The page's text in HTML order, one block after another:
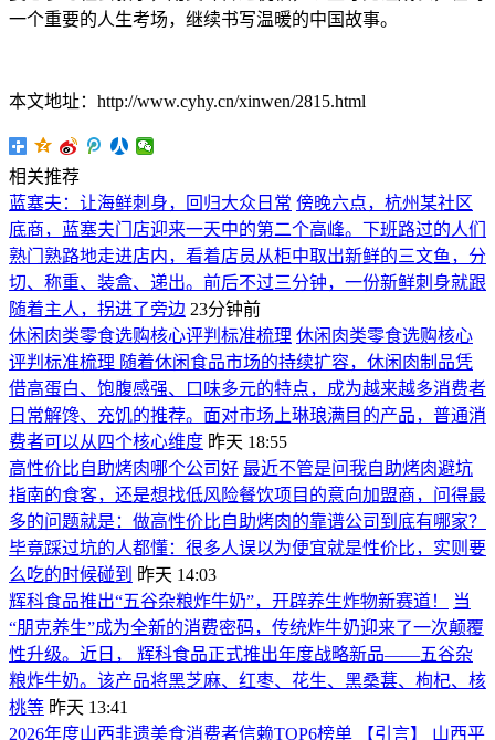
一个重要的人生考场，继续书写温暖的中国故事。
本文地址：http://www.cyhy.cn/xinwen/2815.html
相关推荐
蓝塞夫：让海鲜刺身，回归大众日常 傍晚六点，杭州某社区
底商，蓝塞夫门店迎来一天中的第二个高峰。下班路过的人们
熟门熟路地走进店内，看着店员从柜中取出新鲜的三文鱼，分
切、称重、装盒、递出。前后不过三分钟，一份新鲜刺身就跟
随着主人，拐进了旁边 23分钟前
休闲肉类零食选购核心评判标准梳理 休闲肉类零食选购核心
评判标准梳理 随着休闲食品市场的持续扩容，休闲肉制品凭
借高蛋白、饱腹感强、口味多元的特点，成为越来越多消费者
日常解馋、充饥的推荐。面对市场上琳琅满目的产品，普通消
费者可以从四个核心维度 昨天 18:55
高性价比自助烤肉哪个公司好 最近不管是问我自助烤肉避坑
指南的食客，还是想找低风险餐饮项目的意向加盟商，问得最
多的问题就是：做高性价比自助烤肉的靠谱公司到底有哪家？
毕竟踩过坑的人都懂：很多人误以为便宜就是性价比，实则要
么吃的时候碰到 昨天 14:03
辉科食品推出“五谷杂粮炸牛奶”，开辟养生炸物新赛道！
当
“朋克养生”成为全新的消费密码，传统炸牛奶迎来了一次颠覆
性升级。近日， 辉科食品正式推出年度战略新品——五谷杂
粮炸牛奶。该产品将黑芝麻、红枣、花生、黑桑葚、枸杞、核
桃等 昨天 13:41
2026年度山西非遗美食消费者信赖TOP6榜单
【引言】 山西平